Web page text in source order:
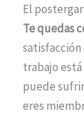
El
Te quedas
trabajo
puede
eres